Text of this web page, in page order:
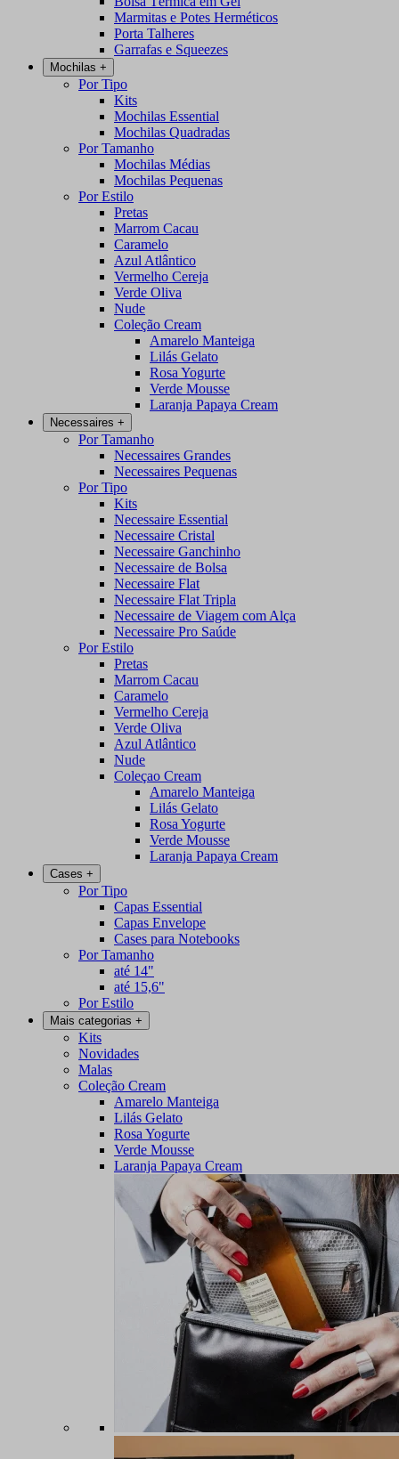
Marmitas e Potes Herméticos
Porta Talheres
Garrafas e Squeezes
Mochilas +
Por Tipo
Kits
Mochilas Essential
Mochilas Quadradas
Por Tamanho
Mochilas Médias
Mochilas Pequenas
Por Estilo
Pretas
Marrom Cacau
Caramelo
Azul Atlântico
Vermelho Cereja
Verde Oliva
Nude
Coleção Cream
Amarelo Manteiga
Lilás Gelato
Rosa Yogurte
Verde Mousse
Laranja Papaya Cream
Necessaires +
Por Tamanho
Necessaires Grandes
Necessaires Pequenas
Por Tipo
Kits
Necessaire Essential
Necessaire Cristal
Necessaire Ganchinho
Necessaire de Bolsa
Necessaire Flat
Necessaire Flat Tripla
Necessaire de Viagem com Alça
Necessaire Pro Saúde
Por Estilo
Pretas
Marrom Cacau
Caramelo
Vermelho Cereja
Verde Oliva
Azul Atlântico
Nude
Coleçao Cream
Amarelo Manteiga
Lilás Gelato
Rosa Yogurte
Verde Mousse
Laranja Papaya Cream
Cases +
Por Tipo
Capas Essential
Capas Envelope
Cases para Notebooks
Por Tamanho
até 14"
até 15,6"
Por Estilo
Mais categorias +
Kits
Novidades
Malas
Coleção Cream
Amarelo Manteiga
Lilás Gelato
Rosa Yogurte
Verde Mousse
Laranja Papaya Cream